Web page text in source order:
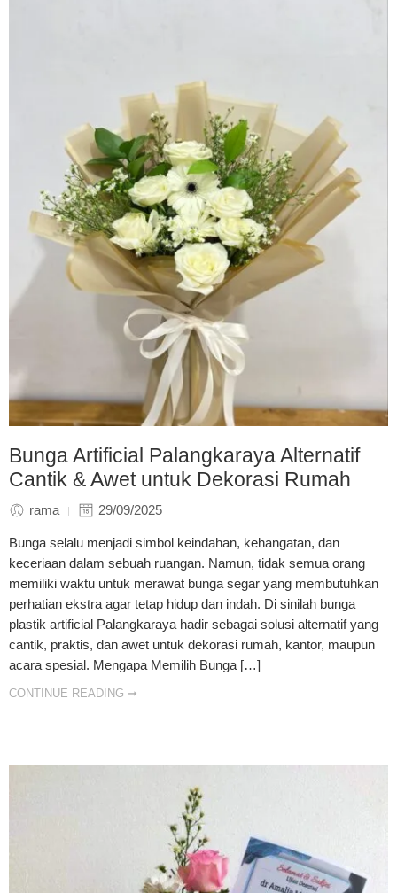
Bunga Artificial Palangkaraya Alternatif
Cantik & Awet untuk Dekorasi Rumah
rama 29/09/2025
Bunga selalu menjadi simbol keindahan, kehangatan, dan
keceriaan dalam sebuah ruangan. Namun, tidak semua orang
memiliki waktu untuk merawat bunga segar yang membutuhkan
perhatian ekstra agar tetap hidup dan indah. Di sinilah bunga
plastik artificial Palangkaraya hadir sebagai solusi alternatif yang
cantik, praktis, dan awet untuk dekorasi rumah, kantor, maupun
acara spesial. Mengapa Memilih Bunga […]
CONTINUE READING ➞